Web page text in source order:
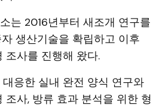
는 2016년부터 새조개 연구를
생산기술을 확립하고 이후
조사를 진행해 왔다.
응한 실내 완전 양식 연구와
조사, 방류 효과 분석을 위한 형